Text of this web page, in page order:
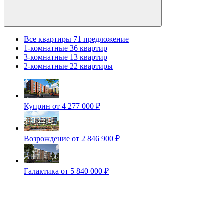
Все квартиры 71 предложение
1-комнатные 36 квартир
3-комнатные 13 квартир
2-комнатные 22 квартиры
Куприн от 4 277 000 ₽
Возрождение от 2 846 900 ₽
Галактика от 5 840 000 ₽